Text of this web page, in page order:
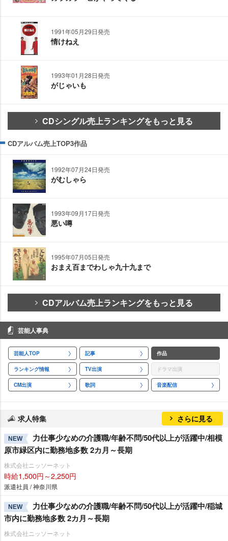
1991年05月29日発売
情けねえ
1993年01月28日発売
がじゃいも
CDシングル売上ランキングをもっと見る
CDアルバム売上TOP3作品
1992年07月24日発売
がむしゃら
1993年09月17日発売
悪い噂
1995年07月05日発売
おまえ百までわしゃ九十九まで
CDアルバム売上ランキングをもっと見る
芸能人事典
芸能人TOP 記事 作品
ランキング情報 TV出演 ドラマ出演
CM出演 歌詞 音楽配信
求人特集 さらに見る
NEW
力仕事少なめの介護職/年齢不問/50代以上が活躍中/相模
原市緑区内に勤務地多数 2カ月～長期
株式会社ニッソーネット
時給1,500円～2,250円
派遣社員 / 神奈川県
NEW
力仕事少なめの介護職/年齢不問/50代以上が活躍中/稲城
市内に勤務地多数 2カ月～長期
株式会社ニッソーネット